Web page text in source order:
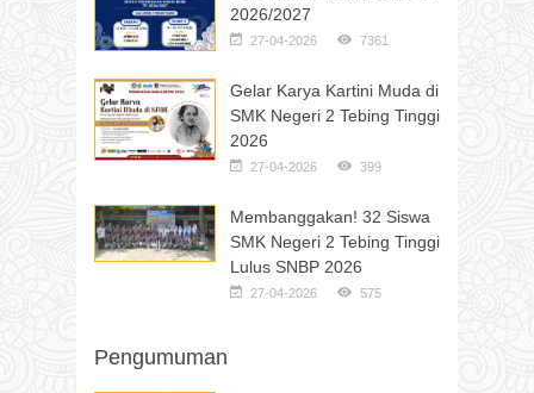
2026/2027
27-04-2026 7361
Gelar Karya Kartini Muda di
SMK Negeri 2 Tebing Tinggi
2026
27-04-2026 399
Membanggakan! 32 Siswa
SMK Negeri 2 Tebing Tinggi
Lulus SNBP 2026
27-04-2026 575
Pengumuman